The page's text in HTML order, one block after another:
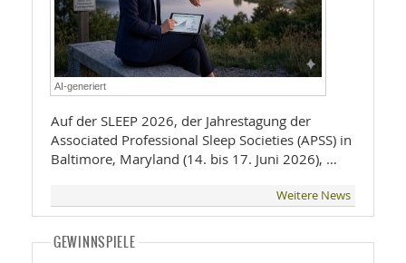
AI-generiert
Auf der SLEEP 2026, der Jahrestagung der
Associated Professional Sleep Societies (APSS) in
Baltimore, Maryland (14. bis 17. Juni 2026), …
Weitere News
GEWINNSPIELE